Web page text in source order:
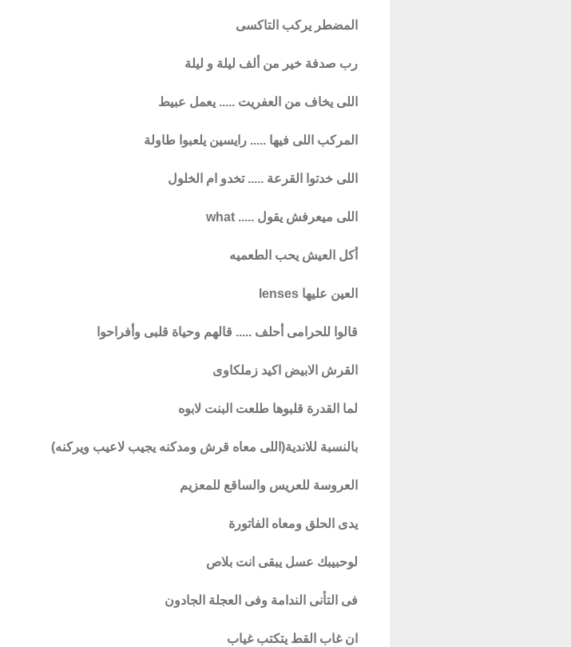
المضطر يركب التاكسى
رب صدفة خير من ألف ليلة و ليلة
اللى يخاف من العفريت ..... يعمل عبيط
المركب اللى فيها ..... رايسين يلعبوا طاولة
اللى خدتوا القرعة ..... تخدو ام الخلول
اللى ميعرفش يقول ..... what
أكل العيش يحب الطعميه
العين عليها lenses
قالوا للحرامى أحلف ..... قالهم وحياة قلبى وأفراحوا
القرش الابيض اكيد زملكاوى
لما القدرة قلبوها طلعت البنت لابوه
بالنسبة للاندية(اللى معاه قرش ومدكنه يجيب لاعيب ويركنه)
العروسة للعريس والساقع للمعزيم
يدى الحلق ومعاه الفاتورة
لوحبيبك عسل يبقى انت بلاص
فى التأنى الندامة وفى العجلة الجادون
ان غاب القط يتكتب غياب